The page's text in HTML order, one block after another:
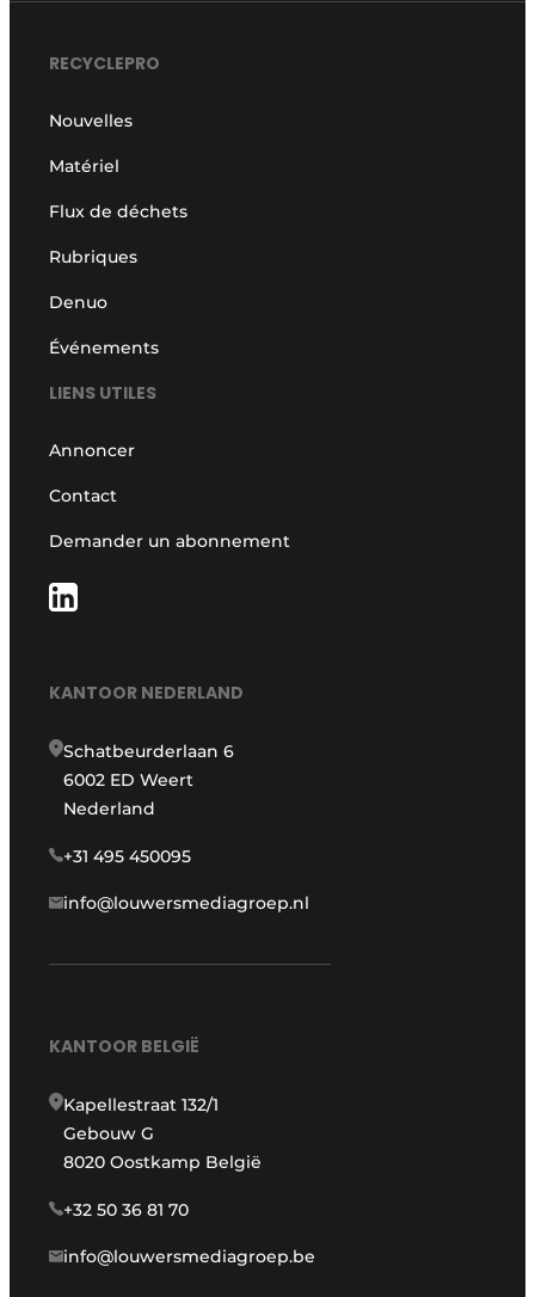
RECYCLEPRO
Nouvelles
Matériel
Flux de déchets
Rubriques
Denuo
Événements
LIENS UTILES
Annoncer
Contact
Demander un abonnement
KANTOOR NEDERLAND
Schatbeurderlaan 6
6002 ED Weert
Nederland
+31 495 450095
info@louwersmediagroep.nl
KANTOOR BELGIË
Kapellestraat 132/1
Gebouw G
8020 Oostkamp België
+32 50 36 81 70
info@louwersmediagroep.be